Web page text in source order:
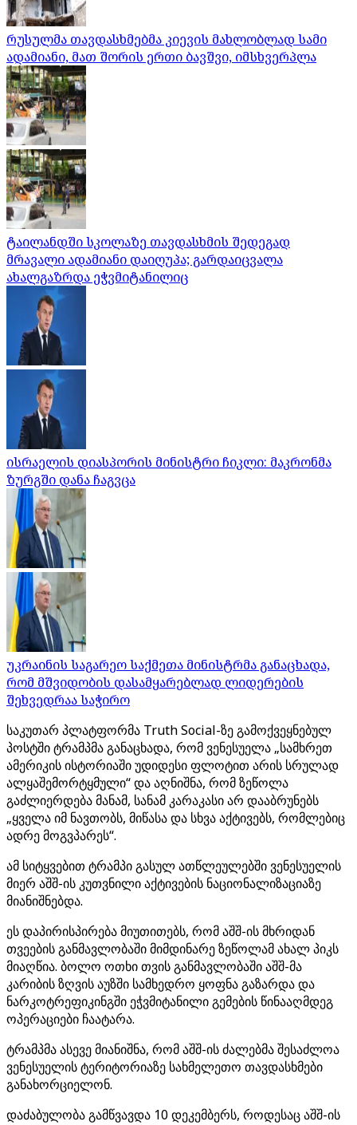
რუსულმა თავდასხმებმა კიევის მახლობლად სამი
ადამიანი, მათ შორის ერთი ბავშვი, იმსხვერპლა
ტაილანდში სკოლაზე თავდასხმის შედეგად
მრავალი ადამიანი დაიღუპა; გარდაიცვალა
ახალგაზრდა ეჭვმიტანილიც
ისრაელის დიასპორის მინისტრი ჩიკლი: მაკრონმა
ზურგში დანა ჩაგვცა
უკრაინის საგარეო საქმეთა მინისტრმა განაცხადა,
რომ მშვიდობის დასამყარებლად ლიდერების
შეხვედრაა საჭირო
საკუთარ პლატფორმა Truth Social-ზე გამოქვეყნებულ
პოსტში ტრამპმა განაცხადა, რომ ვენესუელა „სამხრეთ
ამერიკის ისტორიაში უდიდესი ფლოტით არის სრულად
ალყაშემორტყმული“ და აღნიშნა, რომ ზეწოლა
გაძლიერდება მანამ, სანამ კარაკასი არ დააბრუნებს
„ყველა იმ ნავთობს, მიწასა და სხვა აქტივებს, რომლებიც
ადრე მოგვპარეს“.
ამ სიტყვებით ტრამპი გასულ ათწლეულებში ვენესუელის
მიერ აშშ-ის კუთვნილი აქტივების ნაციონალიზაციაზე
მიანიშნებდა.
ეს დაპირისპირება მიუთითებს, რომ აშშ-ის მხრიდან
თვეების განმავლობაში მიმდინარე ზეწოლამ ახალ პიკს
მიაღწია. ბოლო ოთხი თვის განმავლობაში აშშ-მა
კარიბის ზღვის აუზში სამხედრო ყოფნა გაზარდა და
ნარკოტრეფიკინგში ეჭვმიტანილი გემების წინააღმდეგ
ოპერაციები ჩაატარა.
ტრამპმა ასევე მიანიშნა, რომ აშშ-ის ძალებმა შესაძლოა
ვენესუელის ტერიტორიაზე სახმელეთო თავდასხმები
განახორციელონ.
დაძაბულობა გამწვავდა 10 დეკემბერს, როდესაც აშშ-ის